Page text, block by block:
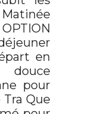
en
pour
Que